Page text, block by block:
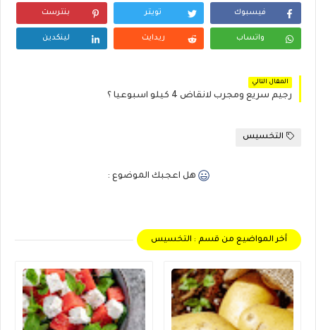
فيسبوك تويتر بنترست
واتساب ريدايت لينكدين
المقال التالي
رجيم سريع ومجرب لانقاض 4 كيلو اسبوعيا ؟
التخسيس
هل اعجبك الموضوع :
أخر المواضيع من قسم : التخسيس